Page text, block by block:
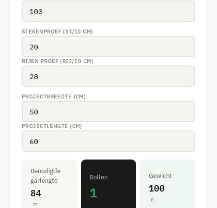
STEKENPROEF (ST/10 CM)
RIJEN PROEF (RIJ/10 CM)
PROJECTBREEDTE (CM)
PROJECTLENGTE (CM)
Benodigde
garlengte
84
m
Bollen
1
Gewicht
100
g